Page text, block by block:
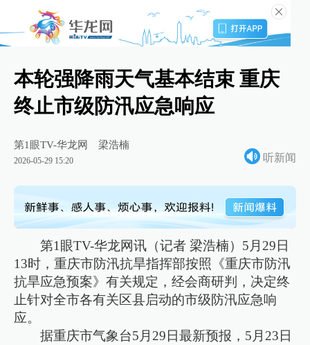
本轮强降雨天气基本结束 重庆
终止市级防汛应急响应
第1眼TV-华龙网 梁浩楠
2026-05-29 15:20 听新闻
第1眼TV-华龙网讯（记者 梁浩楠）5月29日
13时，重庆市防汛抗旱指挥部按照《重庆市防汛
抗旱应急预案》有关规定，经会商研判，决定终
止针对全市各有关区县启动的市级防汛应急响
应。
据重庆市气象台5月29日最新预报，5月23日